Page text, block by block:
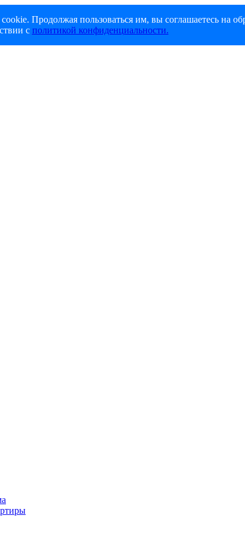
Продолжая пользоваться им, вы соглашаетесь на
с политикой конфиденциальности.